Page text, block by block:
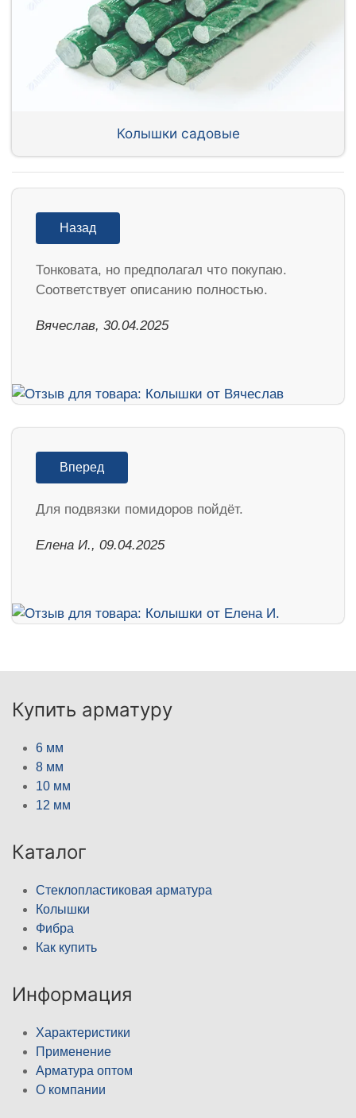
Колышки садовые
Назад
Тонковата, но предполагал что покупаю.
Соответствует описанию полностью.
Вячеслав, 30.04.2025
Вперед
Для подвязки помидоров пойдёт.
Елена И., 09.04.2025
Купить арматуру
6 мм
8 мм
10 мм
12 мм
Каталог
Стеклопластиковая арматура
Колышки
Фибра
Как купить
Информация
Характеристики
Применение
Арматура оптом
О компании